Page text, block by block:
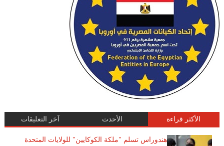
الأكثر قراءة الأحدث آخر التعليقات
هندوراس تسلم "ملكة الكوكايين" للولايات المتحدة